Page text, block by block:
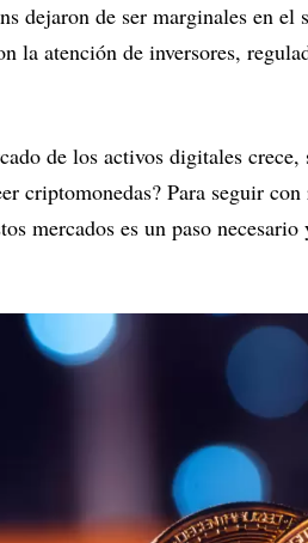
dejaron de ser marginales en
la atención de inversores,
de los activos digitales crece,
criptomonedas? Para seguir
mercados es un paso